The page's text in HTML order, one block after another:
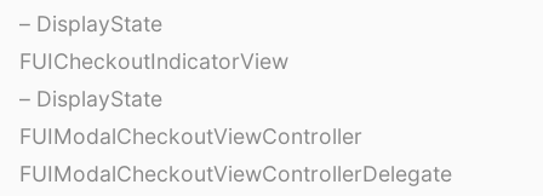
– DisplayState
FUICheckoutIndicatorView
– DisplayState
FUIModalCheckoutViewController
FUIModalCheckoutViewControllerDelegate